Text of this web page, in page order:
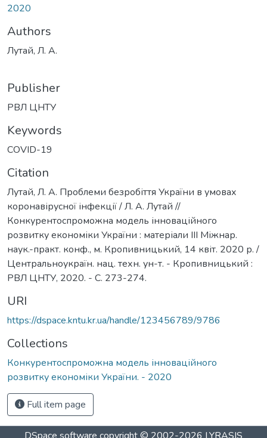
2020
Authors
Лутай, Л. А.
Publisher
РВЛ ЦНТУ
Keywords
COVID-19
Citation
Лутай, Л. А. Проблеми безробіття України в умовах
коронавірусної інфекції / Л. А. Лутай //
Конкурентоспроможна модель інноваційного
розвитку економіки України : матеріали IIІ Міжнар.
наук.-практ. конф., м. Кропивницький, 14 квіт. 2020 р. /
Центральноукраїн. нац. техн. ун-т. - Кропивницький :
РВЛ ЦНТУ, 2020. - С. 273-274.
URI
https://dspace.kntu.kr.ua/handle/123456789/9786
Collections
Конкурентоспроможна модель інноваційного
розвитку економіки України. - 2020
Full item page